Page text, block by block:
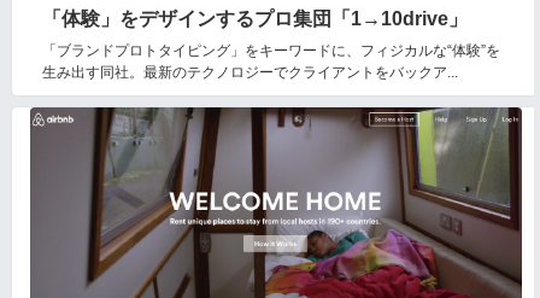
「体験」をデザインするプロ集団「1→10drive」
「ブランドプロトタイピング」をキーワードに、フィジカルな“体験”を
生み出す同社。最新のテクノロジーでクライアントをバックア...